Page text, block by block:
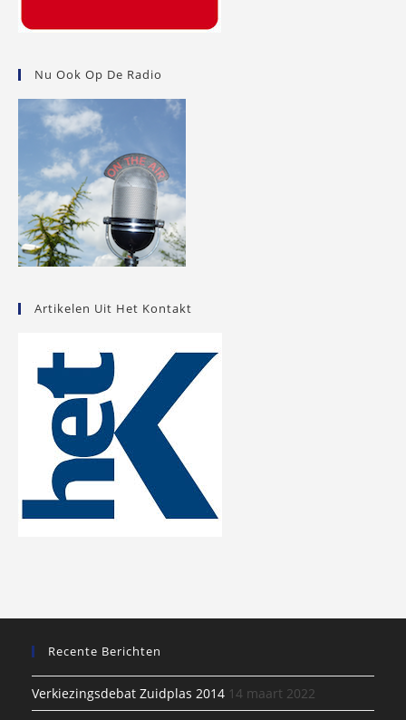
Nu Ook Op De Radio
Artikelen Uit Het Kontakt
Recente Berichten
Verkiezingsdebat Zuidplas 2014 14 maart 2022